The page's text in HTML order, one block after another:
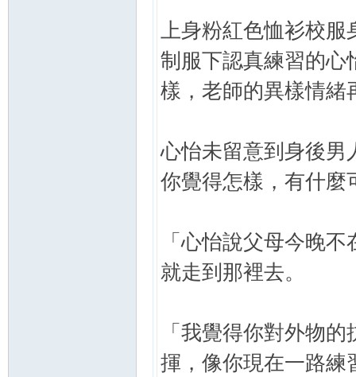
上身粉紅色恤衫校
制服下認真練習的心
樣，老師的異樣情緒
心怡未留意到身後男
你覺得怎樣，有什麼
「心怡說父母今晚
就走到那裡去。
「我覺得你對外物
揮，像你現在一路練